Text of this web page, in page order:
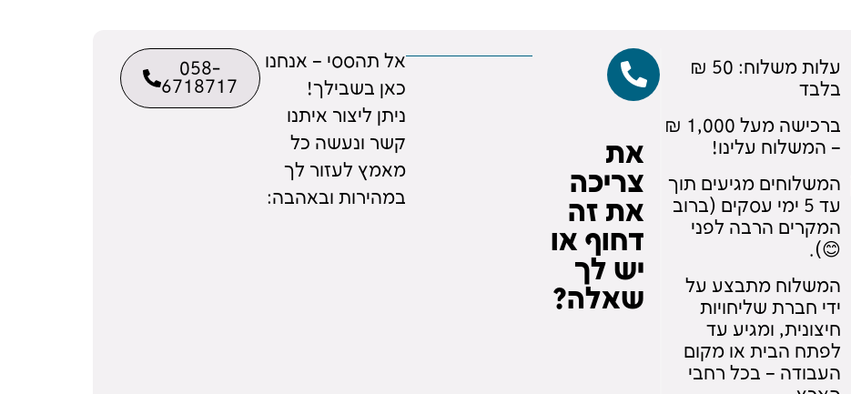
עלות משלוח: 50 ₪
בלבד
ברכישה מעל 1,000 ₪
– המשלוח עלינו!
המשלוחים מגיעים תוך
עד 5 ימי עסקים (ברוב
המקרים הרבה לפני
😊).
המשלוח מתבצע על
ידי חברת שליחויות
חיצונית, ומגיע עד
לפתח הבית או מקום
העבודה – בכל רחבי
את
צריכה
את זה
דחוף או
יש לך
שאלה?
אל תהססי – אנחנו
כאן בשבילך!
ניתן ליצור איתנו
קשר ונעשה כל
מאמץ לעזור לך
במהירות ובאהבה:
058-
6718717